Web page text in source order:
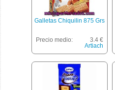
Galletas Chiquilin 875 Grs
Precio medio:
3.4 €
Artiach